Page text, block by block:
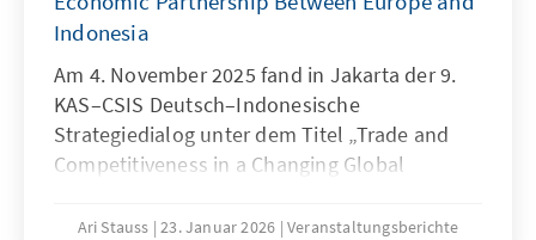
Indonesia
Am 4. November 2025 fand in Jakarta der 9.
KAS–CSIS Deutsch–Indonesische
Strategiedialog unter dem Titel „Trade and
Competitiveness in a Changing Global
Partnership Between Europe and Indonesia“
Ari Stauss 23. Januar 2026 Veranstaltungsberichte